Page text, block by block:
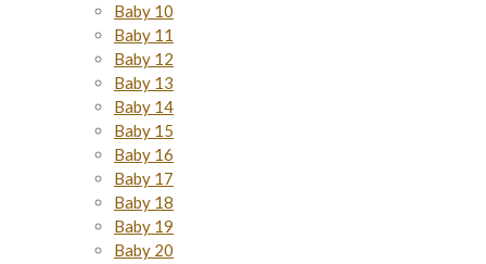
Baby 10
Baby 11
Baby 12
Baby 13
Baby 14
Baby 15
Baby 16
Baby 17
Baby 18
Baby 19
Baby 20